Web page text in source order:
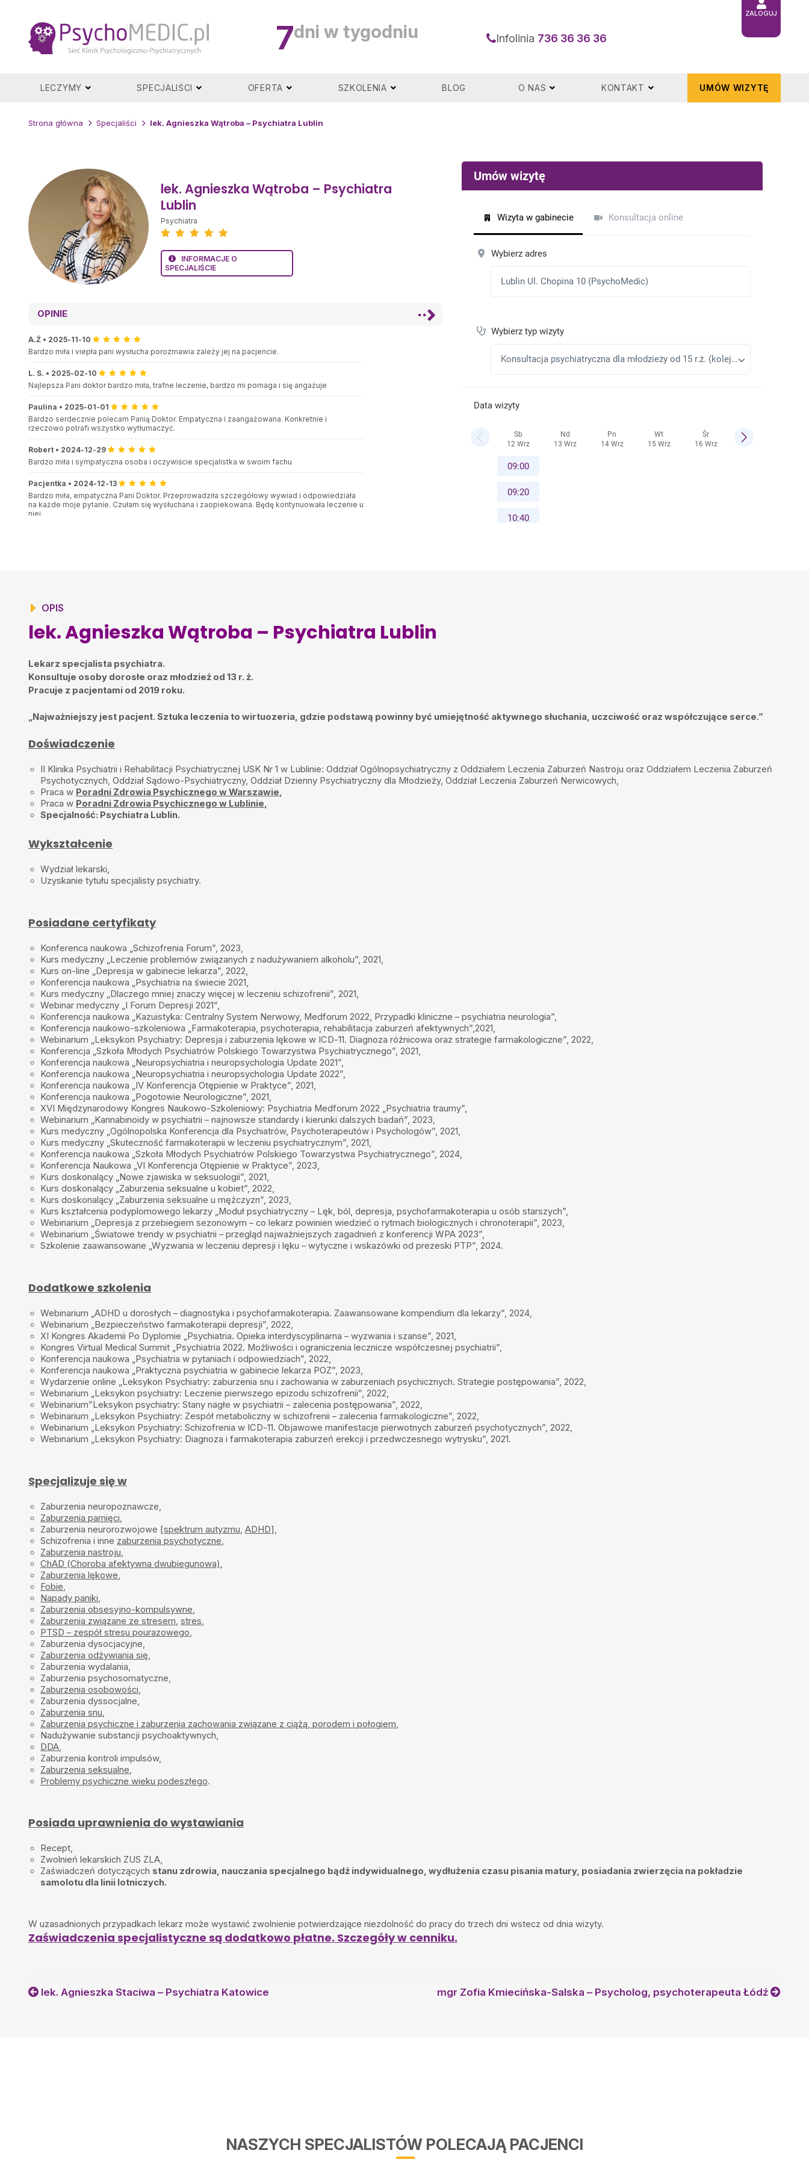
7dni w tygodniu Infolinia 736 36 36 36
ZALOGUJ
LECZYMY SPECJALIŚCI OFERTA SZKOLENIA BLOG O NAS KONTAKT UMÓW WIZYTĘ
Strona główna Specjaliści lek. Agnieszka Wątroba – Psychiatra Lublin
lek. Agnieszka Wątroba – Psychiatra
Lublin
Psychiatra
INFORMACJE O
SPECJALIŚCIE
OPINIE
A.Ż • 2025-11-10
Bardzo miła i viepła pani wysłucha porozmawia zależy jej na pacjencie.
L. S. • 2025-02-10
Najlepsza Pani doktor bardzo miła, trafne leczenie, bardzo mi pomaga i się angażuje
Paulina • 2025-01-01
Bardzo serdecznie polecam Panią Doktor. Empatyczna i zaangażowana. Konkretnie i
rzeczowo potrafi wszystko wytłumaczyć.
Robert • 2024-12-29
Bardzo miła i sympatyczna osoba i oczywiście specjalistka w swoim fachu
Pacjentka • 2024-12-13
Bardzo miła, empatyczna Pani Doktor. Przeprowadziła szczegółowy wywiad i odpowiedziała
na każde moje pytanie. Czułam się wysłuchana i zaopiekowana. Będę kontynuowała leczenie u
niej.
Aleks•2024-10-22
Empatyczna, bardzo sympatyczna, pełny profesjonalizm
OPIS
lek. Agnieszka Wątroba – Psychiatra Lublin
Lekarz specjalista psychiatra.
Konsultuje osoby dorosłe oraz młodzież od 13 r. ż.
Pracuje z pacjentami od 2019 roku.
„Najważniejszy jest pacjent. Sztuka leczenia to wirtuozeria, gdzie podstawą powinny być umiejętność aktywnego słuchania, uczciwość oraz współczujące serce.”
Doświadczenie
II Klinika Psychiatrii i Rehabilitacji Psychiatrycznej USK Nr 1 w Lublinie: Oddział Ogólnopsychiatryczny z Oddziałem Leczenia Zaburzeń Nastroju oraz Oddziałem Leczenia Zaburzeń
Psychotycznych, Oddział Sądowo-Psychiatryczny, Oddział Dzienny Psychiatryczny dla Młodzieży, Oddział Leczenia Zaburzeń Nerwicowych,
Praca w Poradni Zdrowia Psychicznego w Warszawie,
Praca w Poradni Zdrowia Psychicznego w Lublinie,
Specjalność: Psychiatra Lublin.
Wykształcenie
Wydział lekarski,
Uzyskanie tytułu specjalisty psychiatry.
Posiadane certyfikaty
Konferenca naukowa „Schizofrenia Forum”, 2023,
Kurs medyczny „Leczenie problemów związanych z nadużywaniem alkoholu”, 2021,
Kurs on-line „Depresja w gabinecie lekarza”, 2022,
Konferencja naukowa „Psychiatria na świecie 2021,
Kurs medyczny „Dlaczego mniej znaczy więcej w leczeniu schizofrenii”, 2021,
Webinar medyczny „I Forum Depresji 2021”,
Konferencja naukowa „Kazuistyka: Centralny System Nerwowy, Medforum 2022, Przypadki kliniczne – psychiatria neurologia”,
Konferencja naukowo-szkoleniowa „Farmakoterapia, psychoterapia, rehabilitacja zaburzeń afektywnych”,2021,
Webinarium „Leksykon Psychiatry: Depresja i zaburzenia lękowe w ICD-11. Diagnoza różnicowa oraz strategie farmakologiczne”, 2022,
Konferencja „Szkoła Młodych Psychiatrów Polskiego Towarzystwa Psychiatrycznego”, 2021,
Konferencja naukowa „Neuropsychiatria i neuropsychologia Update 2021”,
Konferencja naukowa „Neuropsychiatria i neuropsychologia Update 2022”,
Konferencja naukowa „IV Konferencja Otępienie w Praktyce”, 2021,
Konferencja naukowa „Pogotowie Neurologiczne”, 2021,
XVI Międzynarodowy Kongres Naukowo-Szkoleniowy: Psychiatria Medforum 2022 „Psychiatria traumy”,
Webinarium „Kannabinoidy w psychiatrii – najnowsze standardy i kierunki dalszych badań”, 2023,
Kurs medyczny „Ogólnopolska Konferencja dla Psychiatrów, Psychoterapeutów i Psychologów”, 2021,
Kurs medyczny „Skuteczność farmakoterapii w leczeniu psychiatrycznym”, 2021,
Konferencja naukowa „Szkoła Młodych Psychiatrów Polskiego Towarzystwa Psychiatrycznego”, 2024,
Konferencja Naukowa „VI Konferencja Otępienie w Praktyce”, 2023,
Kurs doskonalący „Nowe zjawiska w seksuologii”, 2021,
Kurs doskonalący „Zaburzenia seksualne u kobiet”, 2022,
Kurs doskonalący „Zaburzenia seksualne u mężczyzn”, 2023,
Kurs kształcenia podyplomowego lekarzy „Moduł psychiatryczny – Lęk, ból, depresja, psychofarmakoterapia u osób starszych”,
Webinarium „Depresja z przebiegiem sezonowym – co lekarz powinien wiedzieć o rytmach biologicznych i chronoterapii”, 2023,
Webinarium „Światowe trendy w psychiatrii – przegląd najważniejszych zagadnień z konferencji WPA 2023”,
Szkolenie zaawansowane „Wyzwania w leczeniu depresji i lęku – wytyczne i wskazówki od prezeski PTP”, 2024.
Dodatkowe szkolenia
Webinarium „ADHD u dorosłych – diagnostyka i psychofarmakoterapia. Zaawansowane kompendium dla lekarzy”, 2024,
Webinarium „Bezpieczeństwo farmakoterapii depresji”, 2022,
XI Kongres Akademii Po Dyplomie „Psychiatria. Opieka interdyscyplinarna – wyzwania i szanse”, 2021,
Kongres Virtual Medical Summit „Psychiatria 2022. Możliwości i ograniczenia lecznicze współczesnej psychiatrii”,
Konferencja naukowa „Psychiatria w pytaniach i odpowiedziach”, 2022,
Konferencja naukowa „Praktyczna psychiatria w gabinecie lekarza POZ”, 2023,
Wydarzenie online „Leksykon Psychiatry: zaburzenia snu i zachowania w zaburzeniach psychicznych. Strategie postępowania”, 2022,
Webinarium „Leksykon psychiatry: Leczenie pierwszego epizodu schizofrenii”, 2022,
Webinarium”Leksykon psychiatry: Stany nagłe w psychiatrii – zalecenia postępowania”, 2022,
Webinarium „Leksykon Psychiatry: Zespół metaboliczny w schizofrenii – zalecenia farmakologiczne”, 2022,
Webinarium „Leksykon Psychiatry: Schizofrenia w ICD-11. Objawowe manifestacje pierwotnych zaburzeń psychotycznych”, 2022,
Webinarium „Leksykon Psychiatry: Diagnoza i farmakoterapia zaburzeń erekcji i przedwczesnego wytrysku”, 2021.
Specjalizuje się w
Zaburzenia neuropoznawcze,
Zaburzenia pamięci
Zaburzenia neurorozwojowe [spektrum autyzmu ADHD],
Schizofrenia i inne zaburzenia psychotyczne
Zaburzenia nastroju
ChAD (Choroba afektywna dwubiegunowa)
Zaburzenia lękowe
Fobie
Napady paniki
Zaburzenia obsesyjno-kompulsywne
Zaburzenia związane ze stresem stres
PTSD – zespół stresu pourazowego
Zaburzenia dysocjacyjne,
Zaburzenia odżywiania się
Zaburzenia wydalania,
Zaburzenia psychosomatyczne,
Zaburzenia osobowości
Zaburzenia dyssocjalne,
Zaburzenia snu
Zaburzenia psychiczne i zaburzenia zachowania związane z ciążą, porodem i połogiem
Nadużywanie substancji psychoaktywnych,
DDA
Zaburzenia kontroli impulsów,
Zaburzenia seksualne
Problemy psychiczne wieku podeszłego.
Posiada uprawnienia do wystawiania
Recept,
Zwolnień lekarskich ZUS ZLA,
Zaświadczeń dotyczących stanu zdrowia, nauczania specjalnego bądź indywidualnego, wydłużenia czasu pisania matury, posiadania zwierzęcia na pokładzie
samolotu dla linii lotniczych.
W uzasadnionych przypadkach lekarz może wystawić zwolnienie potwierdzające niezdolność do pracy do trzech dni wstecz od dnia wizyty.
Zaświadczenia specjalistyczne są dodatkowo płatne. Szczegóły w cenniku.
lek. Agnieszka Staciwa – Psychiatra Katowice mgr Zofia Kmiecińska-Salska – Psycholog, psychoterapeuta Łódź
NASZYCH SPECJALISTÓW POLECAJĄ PACJENCI